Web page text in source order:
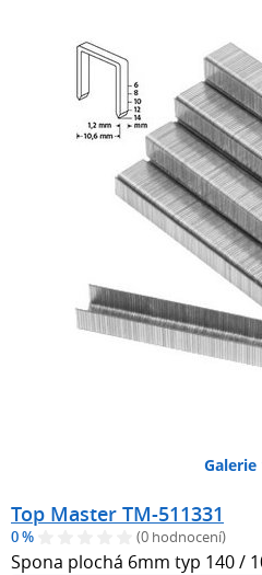
Galerie
Top Master TM-511331
0 % (0 hodnocení)
Spona plochá 6mm typ 140 /